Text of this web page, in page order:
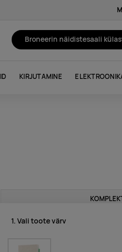
Broneerin näidistesaali
KIRJUTAMINE
1. Vali toote värv